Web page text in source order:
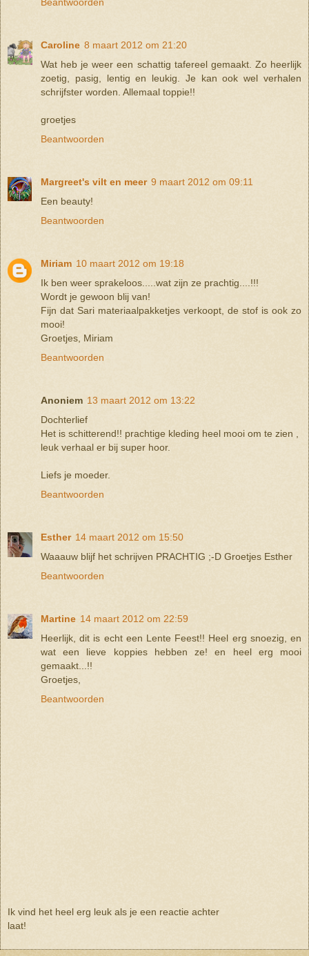
Caroline 8 maart 2012 om 21:20
Wat heb je weer een schattig tafereel gemaakt. Zo heerlijk
zoetig, pasig, lentig en leukig. Je kan ook wel verhalen
schrijfster worden. Allemaal toppie!!
groetjes
Beantwoorden
Margreet's vilt en meer 9 maart 2012 om 09:11
Een beauty!
Beantwoorden
Miriam 10 maart 2012 om 19:18
Ik ben weer sprakeloos.....wat zijn ze prachtig....!!!
Wordt je gewoon blij van!
Fijn dat Sari materiaalpakketjes verkoopt, de stof is ook zo
mooi!
Groetjes, Miriam
Beantwoorden
Anoniem 13 maart 2012 om 13:22
Dochterlief
Het is schitterend!! prachtige kleding heel mooi om te zien ,
leuk verhaal er bij super hoor.
Liefs je moeder.
Beantwoorden
Esther 14 maart 2012 om 15:50
Waaauw blijf het schrijven PRACHTIG ;-D Groetjes Esther
Beantwoorden
Martine 14 maart 2012 om 22:59
Heerlijk, dit is echt een Lente Feest!! Heel erg snoezig, en
wat een lieve koppies hebben ze! en heel erg mooi
gemaakt...!!
Groetjes,
Beantwoorden
Ik vind het heel erg leuk als je een reactie achter
laat!